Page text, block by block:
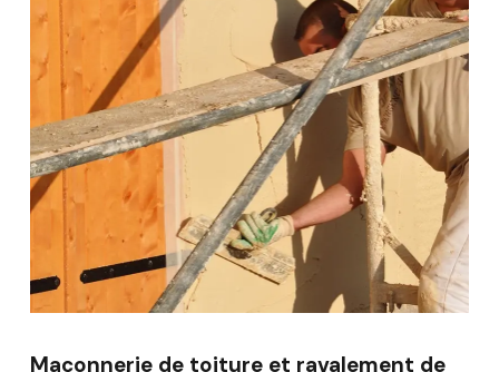
Maçonnerie de toiture et ravalement de